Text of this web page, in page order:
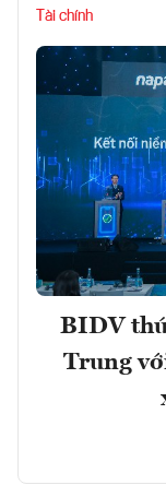
Tài chính
BIDV
Trung